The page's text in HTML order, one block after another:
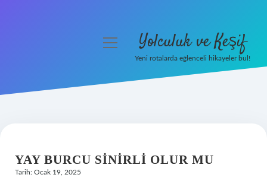
Hakkımızda
menüyü Yolculuk ve Keşif
Yeni rotalarda eğlenceli hikayeler bul!
YAY BURCU SINIRLI OLUR MU
Tarih: Ocak 19, 2025